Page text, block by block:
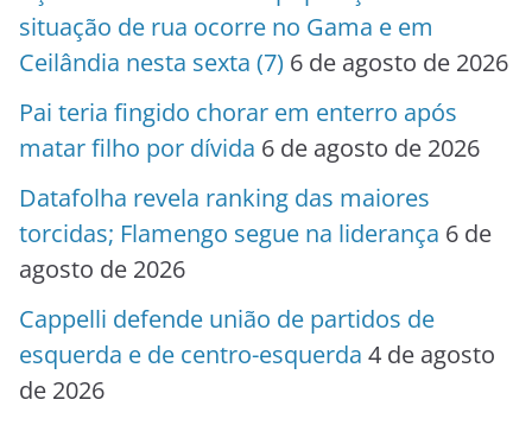
situação de rua ocorre no Gama e em
Ceilândia nesta sexta (7) 6 de agosto de 2026
Pai teria fingido chorar em enterro após
matar filho por dívida 6 de agosto de 2026
Datafolha revela ranking das maiores
torcidas; Flamengo segue na liderança 6 de
agosto de 2026
Cappelli defende união de partidos de
esquerda e de centro-esquerda 4 de agosto
de 2026